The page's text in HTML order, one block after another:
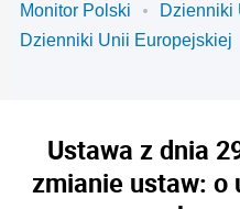
Monitor Polski
Dzienniki
Dzienniki Unii Europejskiej
Ustawa z dnia
zmianie ustaw: o